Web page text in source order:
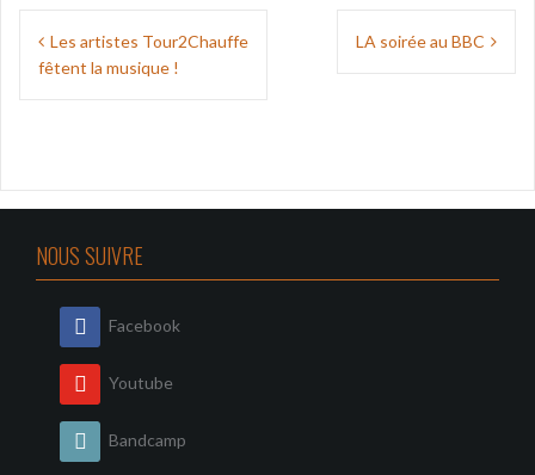
Navigation
deLes artistes Tour2Chauffe
fêtent la musique !
LA soirée au BBC
NOUS SUIVRE
Facebook
Youtube
Bandcamp